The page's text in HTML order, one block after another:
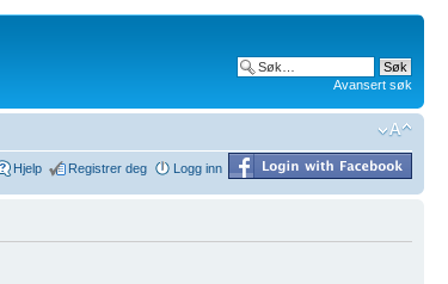
Avansert søk
Hjelp Registrer deg Logg inn